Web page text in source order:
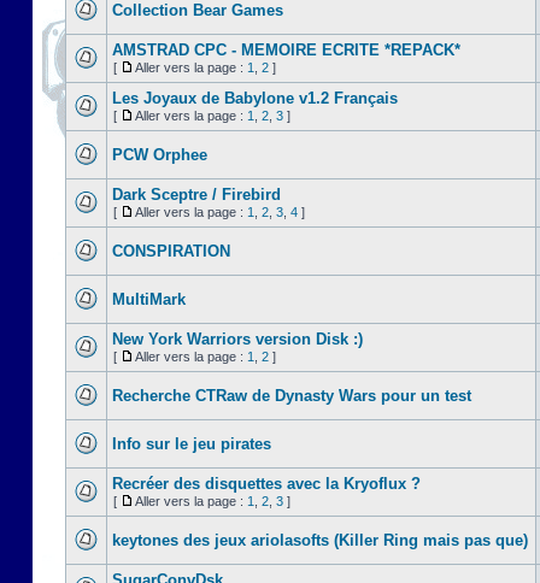
Collection Bear Games
AMSTRAD CPC - MEMOIRE ECRITE *REPACK*
[ Aller vers la page : 1 2 ]
Les Joyaux de Babylone v1.2 Français
[ Aller vers la page : 1 2 3 ]
PCW Orphee
Dark Sceptre / Firebird
[ Aller vers la page : 1 2 3 4 ]
CONSPIRATION
MultiMark
New York Warriors version Disk :)
[ Aller vers la page : 1 2 ]
Recherche CTRaw de Dynasty Wars pour un test
Info sur le jeu pirates
Recréer des disquettes avec la Kryoflux ?
[ Aller vers la page : 1 2 3 ]
keytones des jeux ariolasofts (Killer Ring mais pas que)